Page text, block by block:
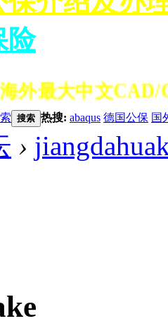
险
外最大中文CAD/
搜索 热搜: abaqus 德国公保 国
›